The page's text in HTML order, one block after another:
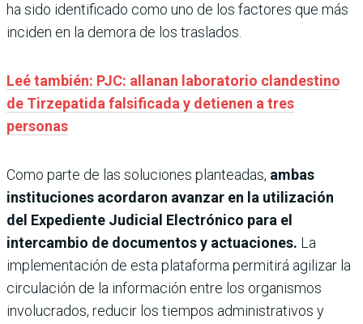
ha sido identificado como uno de los factores que más
inciden en la demora de los traslados.
Leé también: PJC: allanan laboratorio clandestino
de Tirzepatida falsificada y detienen a tres
personas
Como parte de las soluciones planteadas, ambas
instituciones acordaron avanzar en la utilización
del Expediente Judicial Electrónico para el
intercambio de documentos y actuaciones. La
implementación de esta plataforma permitirá agilizar la
circulación de la información entre los organismos
involucrados, reducir los tiempos administrativos y